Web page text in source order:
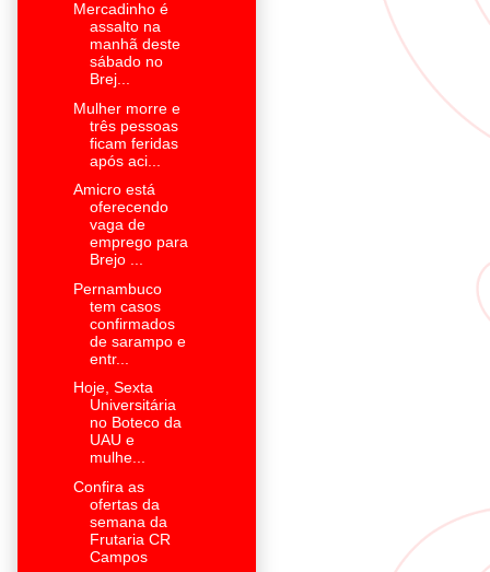
Mercadinho é
assalto na
manhã deste
sábado no
Brej...
Mulher morre e
três pessoas
ficam feridas
após aci...
Amicro está
oferecendo
vaga de
emprego para
Brejo ...
Pernambuco
tem casos
confirmados
de sarampo e
entr...
Hoje, Sexta
Universitária
no Boteco da
UAU e
mulhe...
Confira as
ofertas da
semana da
Frutaria CR
Campos